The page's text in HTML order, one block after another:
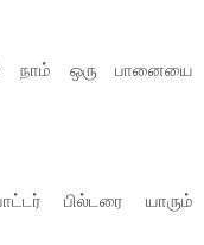
நாம் ஒரு பானையை
பில்டரை யாரும்